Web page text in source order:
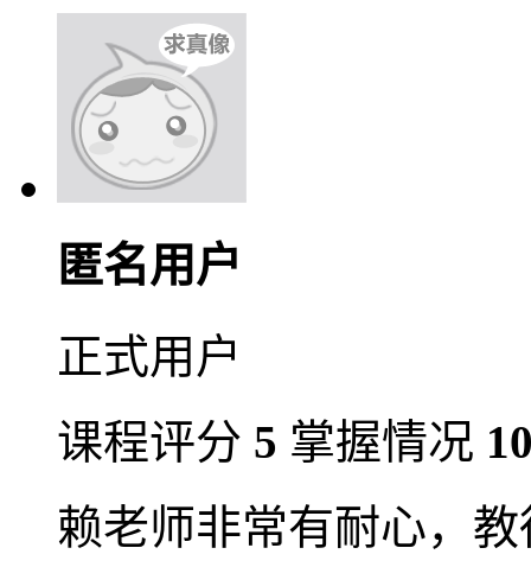
匿名用户
正式用户
课程评分 5 掌握情况
赖老师非常有耐心，